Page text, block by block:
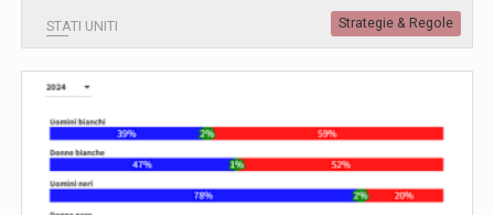
STATI UNITI Strategie & Regole